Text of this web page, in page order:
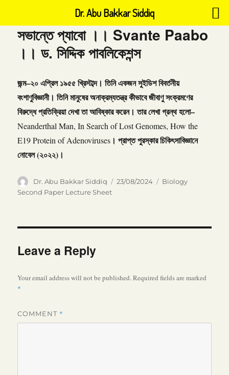
সভান্তে প্যাবো ।। Svante Paabo
।। ড. সিদ্দিক পাবলিকেশন্স
জন্ম–২০এপ্রিল১৯৫৫খ্রিস্টাব্দ। তিনিএকজনসুইডিশবিবর্তনীয়
বংশাণুবিজ্ঞানী। তিনিমানুষেরঅনাক্রম্যতন্ত্রকীভাবেজীবাণুসংক্রমণের
বিরুদ্ধেপ্রতিক্রিয়াদেখাতাআবিষ্কারকরেন। তারলেখাগ্রন্থহলো–
Neanderthal Man, In Search of Lost Genomes, How the
E19 Protein of Adenoviruses । প্রাপ্তপুরস্কারচিকিৎসাবিজ্ঞানে
নোবেল(২০২২) ।
Author
Dr. Abu Bakkar Siddiq
Posted
23/08/2024 Categories
Biology
Second Paper Lecture Sheet
Leave a Reply
Your email address will not be published.Required fields are marked
*
COMMENT *
Dr. Abu Bakkar Siddiq